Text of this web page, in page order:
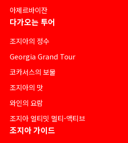
아제르바이잔
다가오는 투어
조지아의 정수
Georgia Grand Tour
코카서스의 보물
조지아의 맛
와인의 요람
조지아 얼티밋 멀티-액티브
조지아 가이드